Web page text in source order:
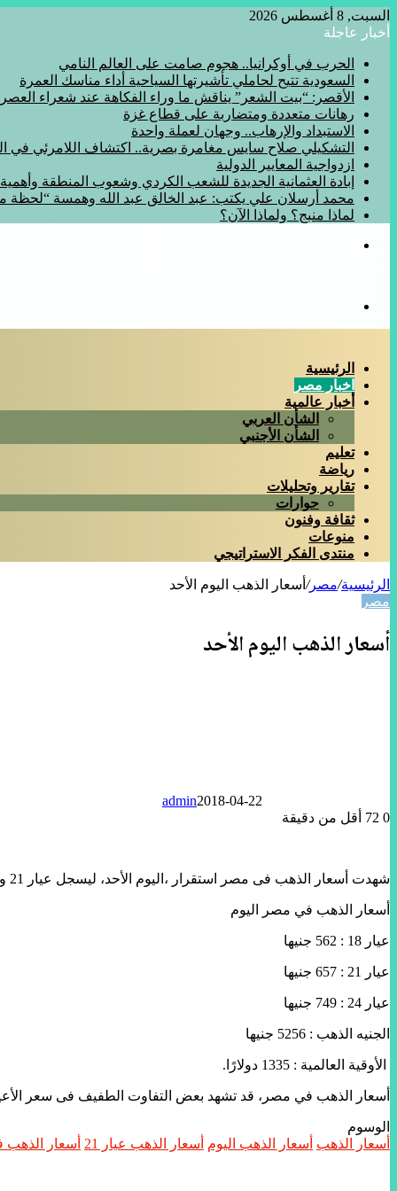
السبت, 8 أغسطس 2026
أخبار عاجلة
الحرب في أوكرانيا.. هجوم صامت على العالم النامي
السعودية تتيح لحاملي تأشيرتها السياحية أداء مناسك العمرة
الأقصر: “بيت الشعر” يناقش ما وراء الفكاهة عند شعراء
رهانات متعددة ومتضاربة على قطاع غزة
الاستبداد والإرهاب.. وجهان لعملة واحدة
التشكيلي صلاح سايس مغامرة بصرية.. اكتشاف اللامرئي في
ازدواجية المعايير الدولية
إبادة العثمانية الجديدة للشعب الكردي وشعوب المنطقة
محمد أرسلان علي يكتب: عبد الخالق عبد الله وهمسة
لماذا منبج؟ ولماذا الآن؟
الرئيسية
اخبار مصر
أخبار عالمية
الشأن العربي
الشأن الأجنبي
تعليم
رياضة
تقارير وتحليلات
حوارات
ثقافة وفنون
منوعات
منتدى الفكر الاستراتيجي
الرئيسية/مصر/ أسعار الذهب اليوم الأحد
مصر
أسعار الذهب اليوم الأحد
admin2018-04-22
0
أقل من دقيقة
شهدت أسعار الذهب فى مصر استقرار ،اليوم الأحد، ليسجل عيار 21 وهو الأكثر مبيعا فى السوق المصرى 657 جنيها للجرام.
أسعار الذهب في مصر اليوم
عيار 18 : 562 جنيها
عيار 21 : 657 جنيها
عيار 24 : 749 جنيها
الجنيه الذهب : 5256 جنيها
الأوقية العالمية : 1335 دولارًا.
أسعار الذهب في مصر، قد تشهد بعض التفاوت الطفيف فى سعر الأعيرة
الوسوم
أسعار الذهب أسعار الذهب اليوم أسعار الذهب عيار 21 أسعار